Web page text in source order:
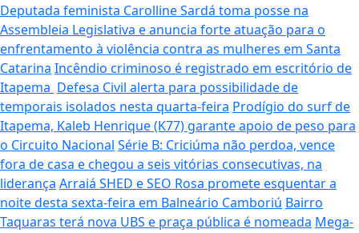
Deputada feminista Carolline Sardá toma posse na
Assembleia Legislativa e anuncia forte atuação para o
enfrentamento à violência contra as mulheres em Santa
Catarina Incêndio criminoso é registrado em escritório de
Itapema Defesa Civil alerta para possibilidade de
temporais isolados nesta quarta-feira Prodígio do surf de
Itapema, Kaleb Henrique (K77) garante apoio de peso para
o Circuito Nacional Série B: Criciúma não perdoa, vence
fora de casa e chegou a seis vitórias consecutivas, na
liderança Arraiá SHED e SEO Rosa promete esquentar a
noite desta sexta-feira em Balneário Camboriú Bairro
Taquaras terá nova UBS e praça pública é nomeada Mega-